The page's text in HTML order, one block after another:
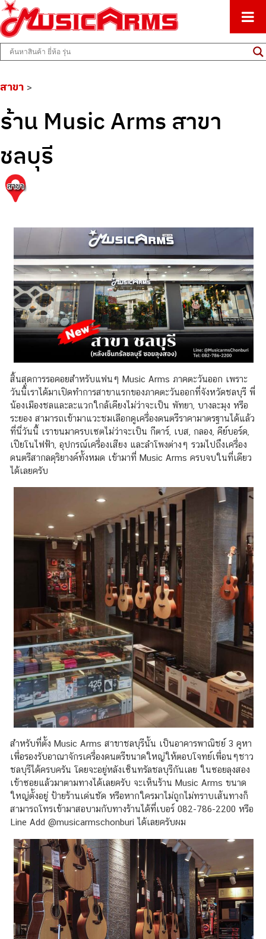
Music Arms
ศูนย์รวมครื่องดนตรีทุกชนิด ตั้งแต่เริ่มต้นถึงมืออาชีพ
สาขา >
ร้าน Music Arms สาขา
ชลบุรี
สิ้นสุดการรอคอยสำหรับแฟนๆ Music Arms ภาคตะวันออก เพราะ
วันนี้เราได้มาเปิดทำการสาขาแรกของภาคตะวันออกที่จังหวัดชลบุรี พี่
น้องเมืองชลและละแวกใกล้เคียงไม่ว่าจะเป็น พัทยา, บางละมุง หรือ
ระยอง สามารถเข้ามาแวะชมเลือกดูเครื่องดนตรีราคามาตรฐานได้แล้ว
ที่นี่วันนี้ เราขนมาครบเซตไม่ว่าจะเป็น กีตาร์, เบส, กลอง, คีย์บอร์ด,
เปียโนไฟฟ้า, อุปกรณ์เครื่องเสียง และลำโพงต่างๆ รวมไปถึงเครื่อง
ดนตรีสากลดุริยางค์ทั้งหมด เข้ามาที่ Music Arms ครบจบในที่เดียว
ได้เลยครับ
สำหรับที่ตั้ง Music Arms สาขาชลบุรีนั้น เป็นอาคารพาณิชย์ 3 คูหา
เพื่อรองรับอาณาจักรเครื่องดนตรีขนาดใหญ่ให้ตอบโจทย์เพื่อนๆชาว
ชลบุรีได้ครบครัน โดยจะอยู่หลังเซ็นทรัลชลบุรีกันเลย ในซอยลุงสอง
เข้าซอยแล้วมาตามทางได้เลยครับ จะเห็นร้าน Music Arms ขนาด
ใหญ่ตั้งอยู่ ป้ายร้านเด่นชัด หรือหากใครมาไม่ถูกไม่ทราบเส้นทางก็
สามารถโทรเข้ามาสอบามกับทางร้านได้ที่เบอร์ 082-786-2200 หรือ
Line Add @musicarmschonburi ได้เลยครับผม